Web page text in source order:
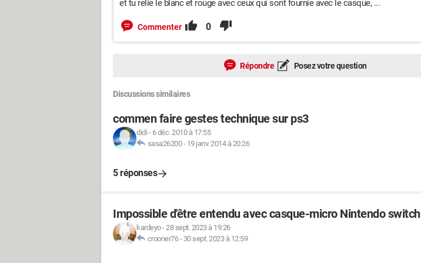
et tu relie le blanc et rouge avec ceux qui sont fournie avec le casque, ...
Commenter 0
Répondre Posez votre question
Discussions similaires
commen faire gestes technique sur ps3
didi - 6 déc. 2010 à 17:55
sasa26200- 19 janv. 2014 à 20:26
5 réponses
Impossible d'être entendu avec casque-micro Nintendo switch
kardeyo-28 sept. 2023 à 19:26
crooner76- 30 sept. 2023 à 12:59